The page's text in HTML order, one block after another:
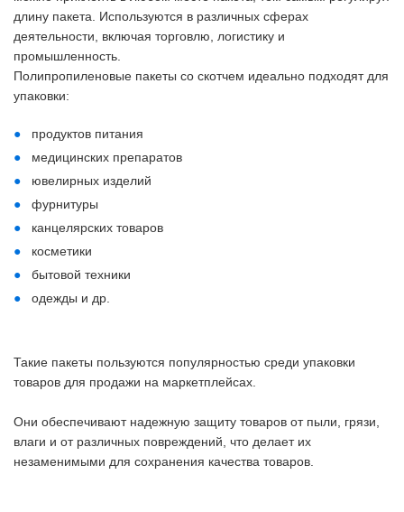
длину пакета. Используются в различных сферах
деятельности, включая торговлю, логистику и
промышленность.
Полипропиленовые пакеты со скотчем идеально подходят для
упаковки:
продуктов питания
медицинских препаратов
ювелирных изделий
фурнитуры
канцелярских товаров
косметики
бытовой техники
одежды и др.
Такие пакеты пользуются популярностью среди упаковки
товаров для продажи на маркетплейсах.
Они обеспечивают надежную защиту товаров от пыли, грязи,
влаги и от различных повреждений, что делает их
незаменимыми для сохранения качества товаров.